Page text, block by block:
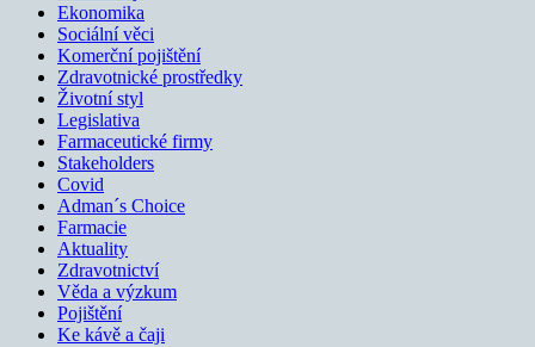
Ekonomika
Sociální věci
Komerční pojištění
Zdravotnické prostředky
Životní styl
Legislativa
Farmaceutické firmy
Stakeholders
Covid
Adman´s Choice
Farmacie
Aktuality
Zdravotnictví
Věda a výzkum
Pojištění
Ke kávě a čaji